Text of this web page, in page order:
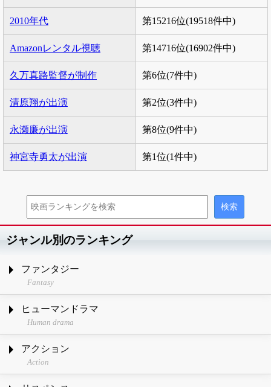
2010年代 第15216位(19518件中)
Amazonレンタル視聴 第14716位(16902件中)
久万真路監督が制作 第6位(7件中)
清原翔が出演 第2位(3件中)
永瀬廉が出演 第8位(9件中)
神宮寺勇太が出演 第1位(1件中)
ジャンル別のランキング
ファンタジー
Fantasy
ヒューマンドラマ
Human drama
アクション
Action